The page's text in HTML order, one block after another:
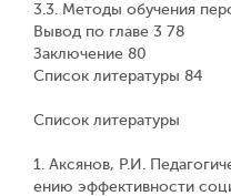
3.3. Методы обучения
Вывод по главе 3 78
Заключение 80
Список литературы 84
Список литературы
1. Аксянов, Р.И.
ению эффективности